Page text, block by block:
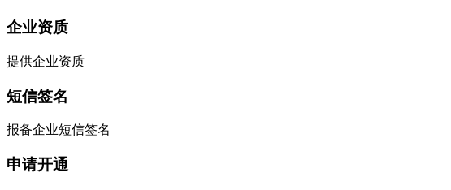
企业资质
提供企业资质
短信签名
报备企业短信签名
申请开通